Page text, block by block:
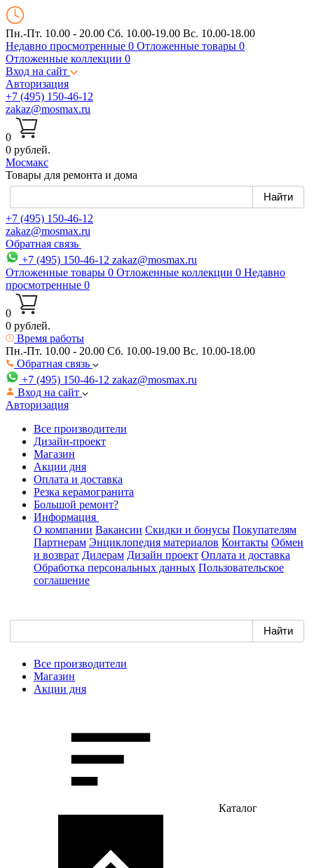
Пн.-Пт. 10.00 - 20.00 Сб. 10.00-19.00 Вс. 10.00-18.00
Недавно просмотренные 0 Отложенные товары 0
Отложенные коллекции 0
Вход на сайт
Авторизация
+7 (495) 150-46-12
zakaz@mosmax.ru
0
0 рублей.
Мосмакс
Товары для ремонта и дома
+7 (495) 150-46-12
zakaz@mosmax.ru
Обратная связь
+7 (495) 150-46-12 zakaz@mosmax.ru
Отложенные товары 0 Отложенные коллекции 0 Недавно
просмотренные 0
0
0 рублей.
Время работы
Пн.-Пт. 10.00 - 20.00 Сб. 10.00-19.00 Вс. 10.00-18.00
Обратная связь
+7 (495) 150-46-12 zakaz@mosmax.ru
Вход на сайт
Авторизация
Все производители
Дизайн-проект
Магазин
Акции дня
Оплата и доставка
Резка керамогранита
Большой ремонт?
Информация
О компании Вакансии Скидки и бонусы Покупателям
Партнерам Энциклопедия материалов Контакты Обмен
и возврат Дилерам Дизайн проект Оплата и доставка
Обработка персональных данных Пользовательское
соглашение
Все производители
Магазин
Акции дня
Каталог